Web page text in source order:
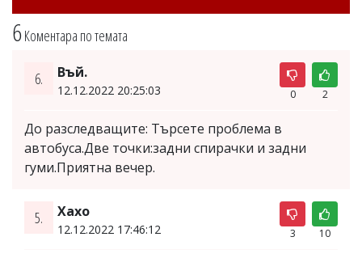
6Коментара по темата
6. Въй.
12.12.2022 20:25:03 0 2
До разследващите: Търсете проблема в
автобуса.Две точки:задни спирачки и задни
гуми.Приятна вечер.
5. Хахо
12.12.2022 17:46:12 3 10